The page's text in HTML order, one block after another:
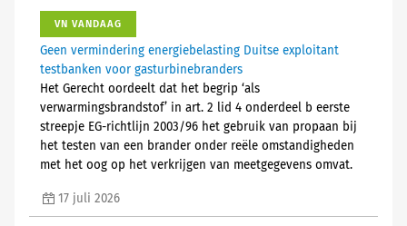
VN VANDAAG
Geen vermindering energiebelasting Duitse exploitant
testbanken voor gasturbinebranders
Het Gerecht oordeelt dat het begrip ‘als
verwarmingsbrandstof’ in art. 2 lid 4 onderdeel b eerste
streepje EG-richtlijn 2003/96 het gebruik van propaan bij
het testen van een brander onder reële omstandigheden
met het oog op het verkrijgen van meetgegevens omvat.
17 juli 2026